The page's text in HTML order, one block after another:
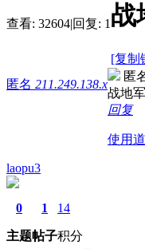
查看: 32604|回复: 1 战
[复制
匿名 211.249.138.x
匿
战地
回复
使用
laopu3
0
主题
1
帖子
14
积分